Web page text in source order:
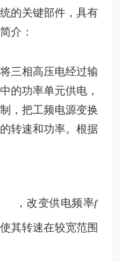
的关键部件，具有
介：
三相高压电经过输
的功率单元供电，
，把工频电源变换
转速和功率。根据
，改变供电频率f
其转速在较宽范围